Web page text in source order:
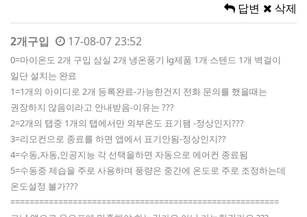
답변 삭제
2개구입 17-08-07 23:52
0=마이온도 2개 구입 삼실 2개 냉온풍기 lg제품 1개 스텐드 1개 벽걸이
일단 설치는 완료
1=1개의 아이디로 2개 등록완료-가능한건지 전화 문의를 했을때는
권장하지 않음이라고 안내받음-이유는 ???
2=2개의 탭중 1개의 탭에서만 외부온도 표기됌 -정상인지???
3=리모컨으로 종료를 하면 앱에서 표기안됨-정상인지??
4=수동,자동,인공지능 각 선택을하면 자동으로 에어컨 종료됨
5=수동중 제습을 주로 사용하며 풍량은 중간에 온도로 주로 조정하는데
온도설정 불가???
========================================================